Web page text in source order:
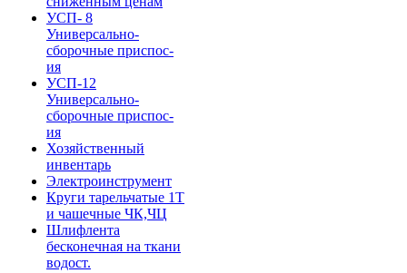
УСП- 8
Универсально-
сборочные приспос-
ия
УСП-12
Универсально-
сборочные приспос-
ия
Хозяйственный
инвентарь
Электроинструмент
Круги тарельчатые 1Т
и чашечные ЧК,ЧЦ
Шлифлента
бесконечная на ткани
водост.